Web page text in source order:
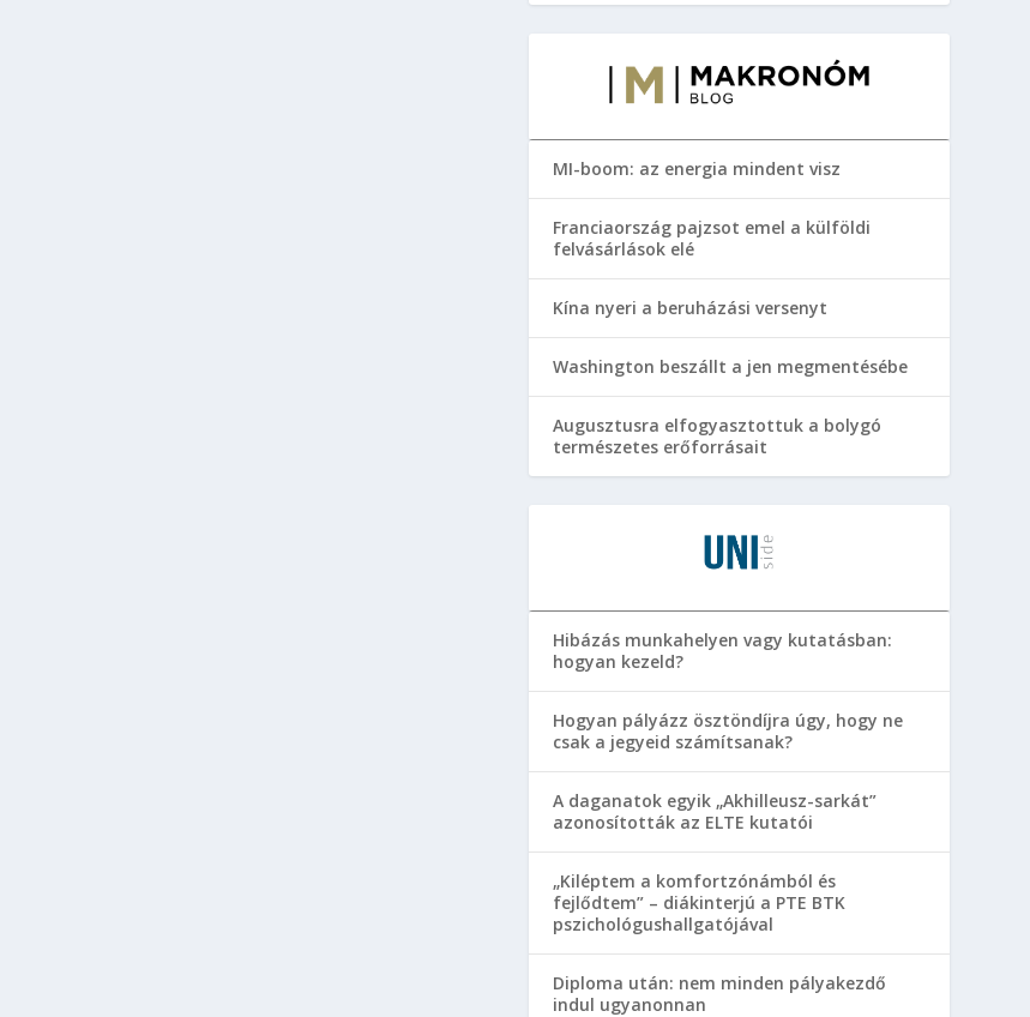
MI-boom: az energia mindent visz
Franciaország pajzsot emel a külföldi
felvásárlások elé
Kína nyeri a beruházási versenyt
Washington beszállt a jen megmentésébe
Augusztusra elfogyasztottuk a bolygó
természetes erőforrásait
Hibázás munkahelyen vagy kutatásban:
hogyan kezeld?
Hogyan pályázz ösztöndíjra úgy, hogy ne
csak a jegyeid számítsanak?
A daganatok egyik „Akhilleusz-sarkát”
azonosították az ELTE kutatói
„Kiléptem a komfortzónámból és
fejlődtem” – diákinterjú a PTE BTK
pszichológushallgatójával
Diploma után: nem minden pályakezdő
indul ugyanonnan